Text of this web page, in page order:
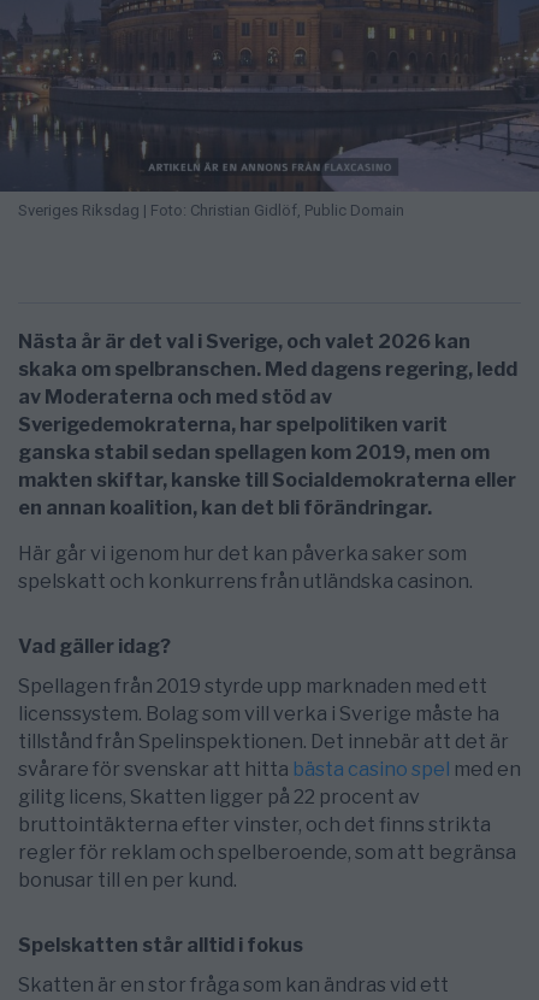
Sveriges Riksdag | Foto: Christian Gidlöf, Public Domain
Nästa år är det val i Sverige, och valet 2026 kan
skaka om spelbranschen. Med dagens regering, ledd
av Moderaterna och med stöd av
Sverigedemokraterna, har spelpolitiken varit
ganska stabil sedan spellagen kom 2019, men om
makten skiftar, kanske till Socialdemokraterna eller
en annan koalition, kan det bli förändringar.
Här går vi igenom hur det kan påverka saker som
spelskatt och konkurrens från utländska casinon.
Vad gäller idag?
Spellagen från 2019 styrde upp marknaden med ett
licenssystem. Bolag som vill verka i Sverige måste ha
tillstånd från Spelinspektionen. Det innebär att det är
svårare för svenskar att hitta bästa casino spel med en
gilitg licens, Skatten ligger på 22 procent av
bruttointäkterna efter vinster, och det finns strikta
regler för reklam och spelberoende, som att begränsa
bonusar till en per kund.
Spelskatten står alltid i fokus
Skatten är en stor fråga som kan ändras vid ett